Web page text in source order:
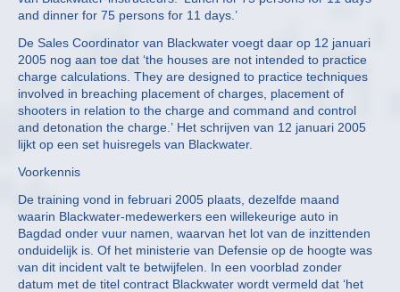
and dinner for 75 persons for 11 days.’
De Sales Coordinator van Blackwater voegt daar op 12 januari
2005 nog aan toe dat ‘the houses are not intended to practice
charge calculations. They are designed to practice techniques
involved in breaching placement of charges, placement of
shooters in relation to the charge and command and control
and detonation the charge.’ Het schrijven van 12 januari 2005
lijkt op een set huisregels van Blackwater.
Voorkennis
De training vond in februari 2005 plaats, dezelfde maand
waarin Blackwater-medewerkers een willekeurige auto in
Bagdad onder vuur namen, waarvan het lot van de inzittenden
onduidelijk is. Of het ministerie van Defensie op de hoogte was
van dit incident valt te betwijfelen. In een voorblad zonder
datum met de titel contract Blackwater wordt vermeld dat ‘het